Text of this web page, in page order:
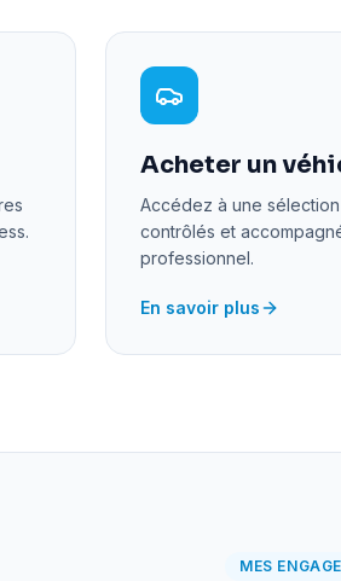
Acheter un
Accédez à une
contrôlés et
professionnel.
En savoir plus
MES